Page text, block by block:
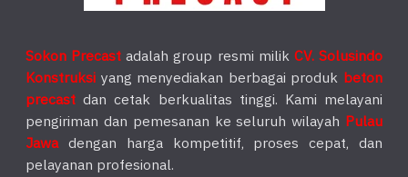
Sokon Precast adalah group resmi milik CV. Solusindo
Konstruksi yang menyediakan berbagai produk beton
precast dan cetak berkualitas tinggi. Kami melayani
pengiriman dan pemesanan ke seluruh wilayah Pulau
Jawadengan harga kompetitif, proses cepat, dan
pelayanan profesional.